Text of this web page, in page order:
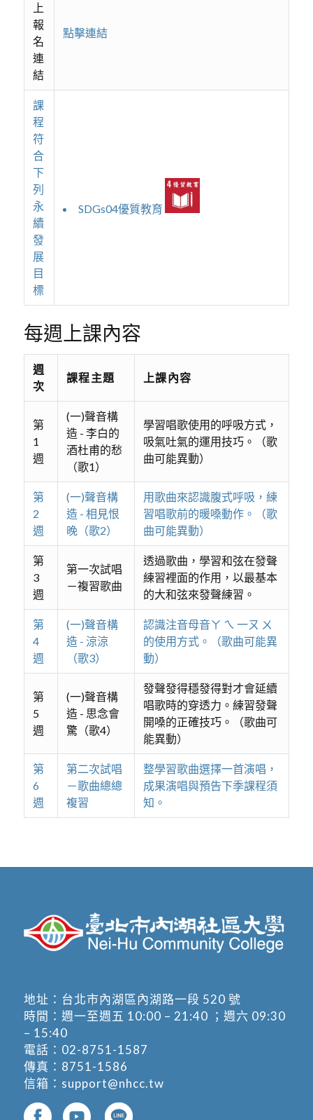
上
報
名
連
結
點擊連結
課
程
符
合
下
列
永
續
發
展
目
標
SDGs04優質教育
每週上課內容
週
次
課程主題 上課內容
第
1
週
(一)聲音構
造 - 李白的
酒杜甫的愁
（歌1）
學習唱歌使用的呼吸方式，
吸氣吐氣的運用技巧。（歌
曲可能異動）
第
2
週
(一)聲音構
造 - 相見恨
晚（歌2）
用歌曲來認識腹式呼吸，練
習唱歌前的暖嗓動作。（歌
曲可能異動）
第
3
週
第一次試唱
－複習歌曲
透過歌曲，學習和弦在發聲
練習裡面的作用，以最基本
的大和弦來發聲練習。
第
4
週
(一)聲音構
造 - 涼涼
（歌3）
認識注音母音ㄚ ㄟ 一ㄡ ㄨ
的使用方式。（歌曲可能異
動）
第
5
週
(一)聲音構
造 - 思念會
驚（歌4）
發聲發得穩發得對才會延續
唱歌時的穿透力。練習發聲
開嗓的正確技巧。（歌曲可
能異動）
第
6
週
第二次試唱
－歌曲總總
複習
整學習歌曲選擇一首演唱，
成果演唱與預告下季課程須
知。
地址： 台北市內湖區內湖路一段 520 號
時間：週一至週五 10:00 – 21:40 ；週六 09:30
– 15:40
電話： 02-8751-1587
傳真：8751-1586
信箱： support@nhcc.tw